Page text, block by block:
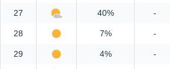
27 40% -
28 7% -
29 4% -